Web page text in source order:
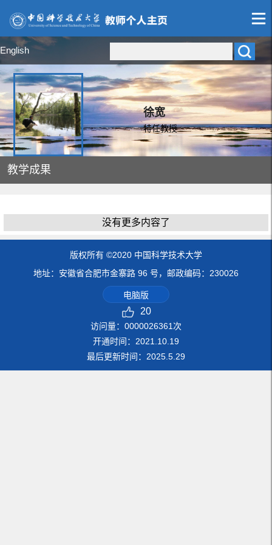
English
徐宽
特任教授
教学成果
没有更多内容了
版权所有 ©2020 中国科学技术大学
地址：安徽省合肥市金寨路 96 号，邮政编码：230026
电脑版
20
访问量： 0000026361 次
开通时间： 2021 10 19
最后更新时间： 2025 5 29